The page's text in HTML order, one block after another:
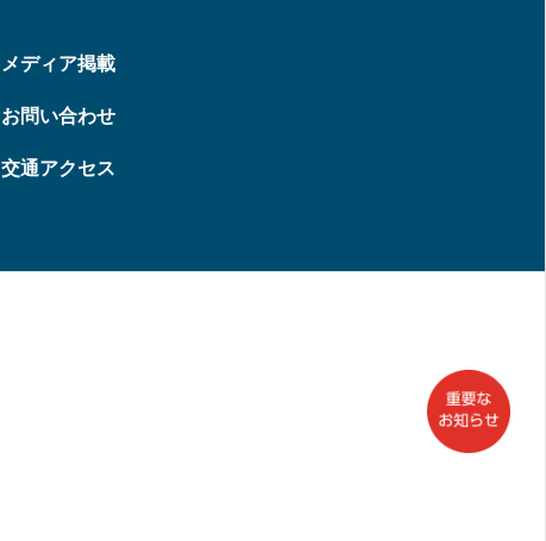
メディア掲載
お問い合わせ
交通アクセス